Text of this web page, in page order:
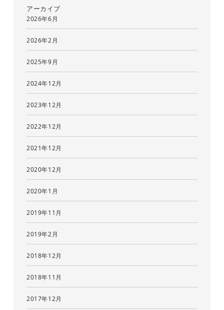
アーカイブ
2026年6月
2026年2月
2025年9月
2024年12月
2023年12月
2022年12月
2021年12月
2020年12月
2020年1月
2019年11月
2019年2月
2018年12月
2018年11月
2017年12月